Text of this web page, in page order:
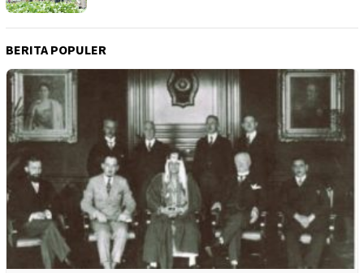
BERITA POPULER